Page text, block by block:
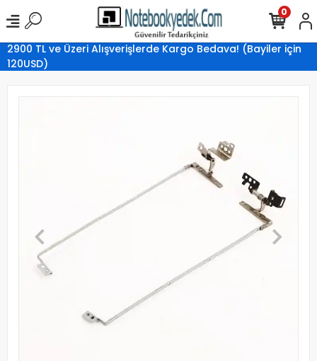
2900 TL ve Üzeri Alışverişlerde Kargo Bedava! (Bayiler için
120USD)
0